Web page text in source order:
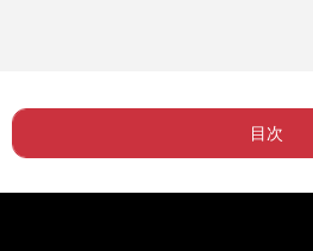
目次
Page 1 ー 「ギリギリ」